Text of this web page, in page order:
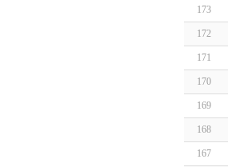
173
172
171
170
169
168
167